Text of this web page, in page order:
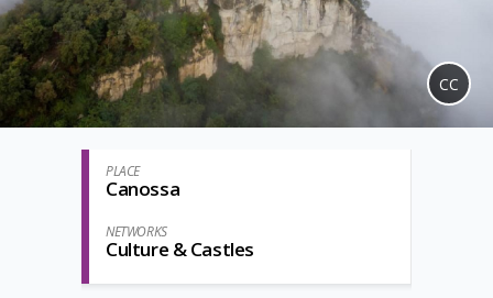
CC
PLACE
Canossa
NETWORKS
Culture & Castles